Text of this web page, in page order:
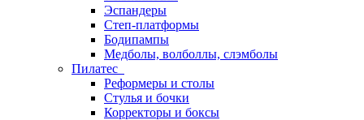
Эспандеры
Степ-платформы
Бодипампы
Медболы, волболлы, слэмболы
Пилатес
Реформеры и столы
Стулья и бочки
Корректоры и боксы